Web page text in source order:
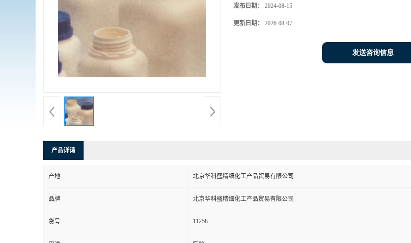
发布日期： 2024-08-15
更新日期： 2026-08-07
发送咨询信息
产品详请
产地 北京华科盛精细化工产品贸易有限公司
品牌 北京华科盛精细化工产品贸易有限公司
货号 11258